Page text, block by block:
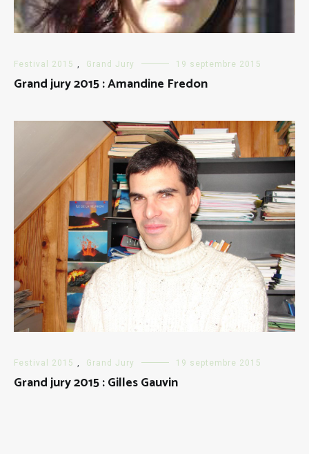
Festival 2015 , Grand Jury 19 septembre 2015
Grand jury 2015 : Amandine Fredon
Festival 2015 , Grand Jury 19 septembre 2015
Grand jury 2015 : Gilles Gauvin